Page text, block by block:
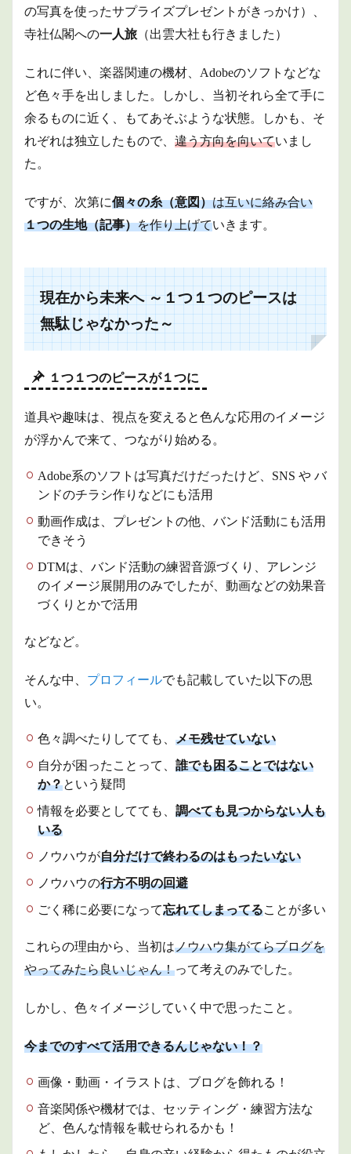
の写真を使ったサプライズプレゼントがきっかけ）、
寺社仏閣への一人旅 （出雲大社も行きました）
これに伴い、楽器関連の機材、Adobeのソフトなどな
ど色々手を出しました。しかし、当初それら全て手に
余るものに近く、もてあそぶような状態。しかも、そ
れぞれは独立したもので、 違う方向を向いていまし
た。
ですが、次第に個々の糸（意図）は互いに絡み合い
１つの生地（記事）を作り上げていきます。
現在から未来へ ～１つ１つのピースは
無駄じゃなかった～
１つ１つのピースが１つに
道具や趣味は、視点を変えると色んな応用のイメージ
が浮かんで来て、つながり始める。
Adobe系のソフトは写真だけだったけど、SNS や バ
ンドのチラシ作りなどにも活用
動画作成は、プレゼントの他、バンド活動にも活用
できそう
DTMは、バンド活動の練習音源づくり、アレンジ
のイメージ展開用のみでしたが、動画などの効果音
づくりとかで活用
などなど。
そんな中、 プロフィールでも記載していた以下の思
い。
色々調べたりしてても、 メモ残せていない
自分が困ったことって、 誰でも困ることではない
か？という疑問
情報を必要としてても、 調べても見つからない人も
いる
ノウハウが自分だけで終わるのはもったいない
ノウハウの行方不明の回避
ごく稀に必要になって忘れてしまってることが多い
これらの理由から、当初はノウハウ集がてらブログを
やってみたら良いじゃん！って考えのみでした。
しかし、色々イメージしていく中で思ったこと。
今までのすべて活用できるんじゃない！？
画像・動画・イラストは、ブログを飾れる！
音楽関係や機材では、セッティング・練習方法な
ど、色んな情報を載せられるかも！